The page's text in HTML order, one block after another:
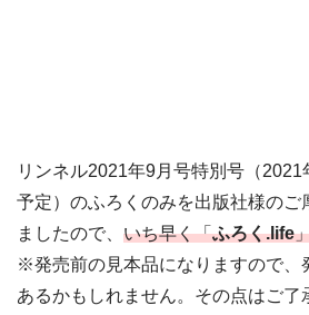
リンネル2021年9月号特別号（
予定）のふろくのみを出版社様のご
ましたので、 いち早く「ふろく.life
※発売前の見本品になりますので、
あるかもしれません。その点はご了